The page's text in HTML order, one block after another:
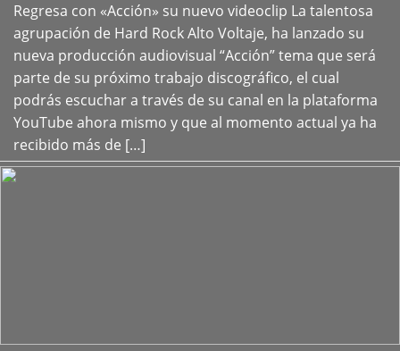
Regresa con «Acción» su nuevo videoclip La talentosa
agrupación de Hard Rock Alto Voltaje, ha lanzado su
nueva producción audiovisual “Acción” tema que será
parte de su próximo trabajo discográfico, el cual
podrás escuchar a través de su canal en la plataforma
YouTube ahora mismo y que al momento actual ya ha
recibido más de […]
+